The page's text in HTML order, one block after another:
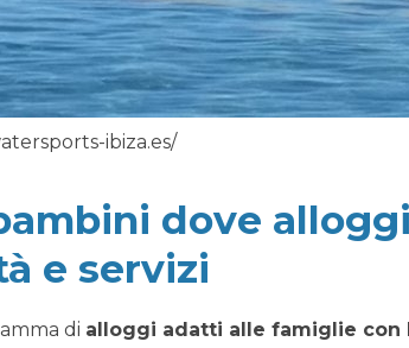
ibiza.es/
dove
e servizi
di alloggi adatti alle famiglie con